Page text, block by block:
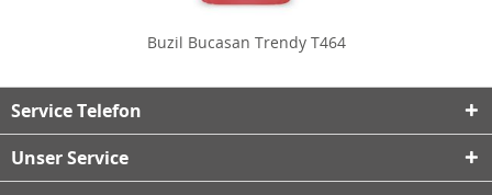
Buzil Bucasan Trendy T464
Service Telefon
Unser Service